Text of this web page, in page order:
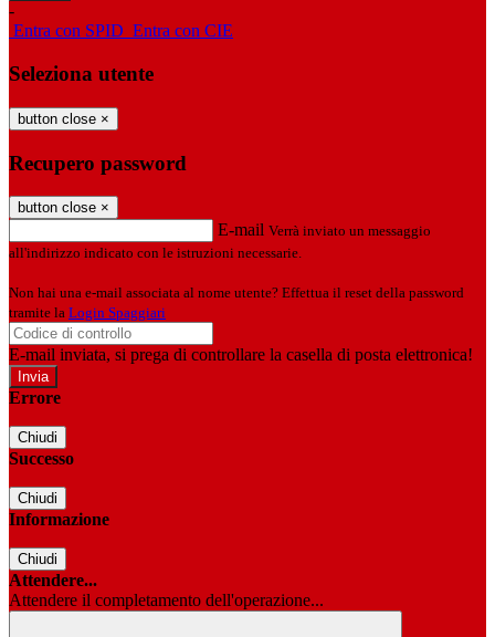
-
Entra con SPID Entra con CIE
Seleziona utente
button close ×
Recupero password
button close ×
E-mail Verrà inviato un messaggio
all'indirizzo indicato con le istruzioni necessarie.
Non hai una e-mail associata al nome utente? Effettua il reset della password
tramite la Login Spaggiari
E-mail inviata, si prega di controllare la casella di posta elettronica!
Errore
Chiudi
Successo
Chiudi
Informazione
Chiudi
Attendere...
Attendere il completamento dell'operazione...